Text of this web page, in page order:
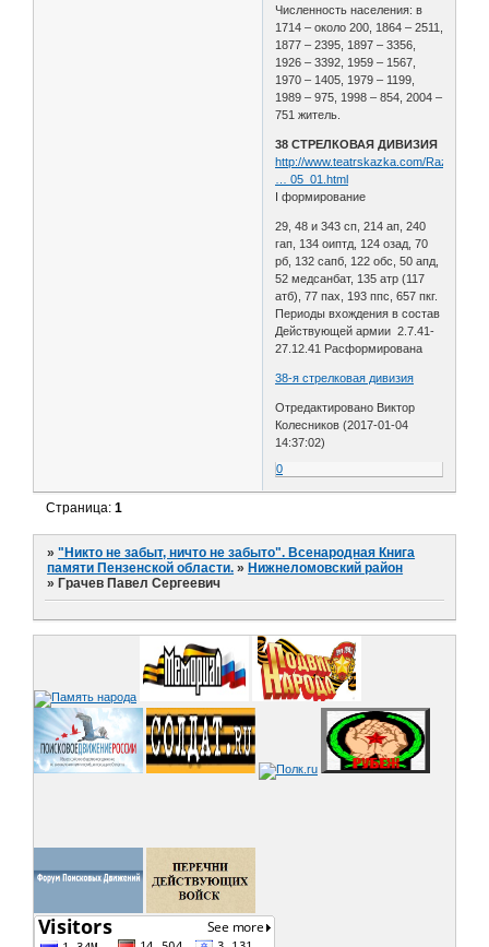
Численность населения: в
1714 – около 200, 1864 – 2511,
1877 – 2395, 1897 – 3356,
1926 – 3392, 1959 – 1567,
1970 – 1405, 1979 – 1199,
1989 – 975, 1998 – 854, 2004 –
751 житель.
38 СТРЕЛКОВАЯ ДИВИЗИЯ
http://www.teatrskazka.com/Raznoe/
… 05_01.html
I формирование
29, 48 и 343 сп, 214 ап, 240
гап, 134 оиптд, 124 озад, 70
рб, 132 сапб, 122 обс, 50 апд,
52 медсанбат, 135 атр (117
атб), 77 пах, 193 ппс, 657 пкг.
Периоды вхождения в состав
Действующей армии 2.7.41-
27.12.41 Расформирована
38-я стрелковая дивизия
Отредактировано Виктор
Колесников (2017-01-04
14:37:02)
0
Страница:1
»"Никто не забыт, ничто не забыто". Всенародная Книга
памяти Пензенской области. » Нижнеломовский район
» Грачев Павел Сергеевич